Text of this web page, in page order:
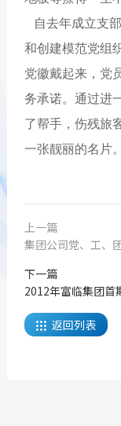
自去年成立支
和创建模范党组
党徽戴起来，党
务承诺。通过进
了帮手，伤残旅
一张靓丽的名片。
上一篇
集团公司党、工、
下一篇
2012年富临集团首
 返回列表